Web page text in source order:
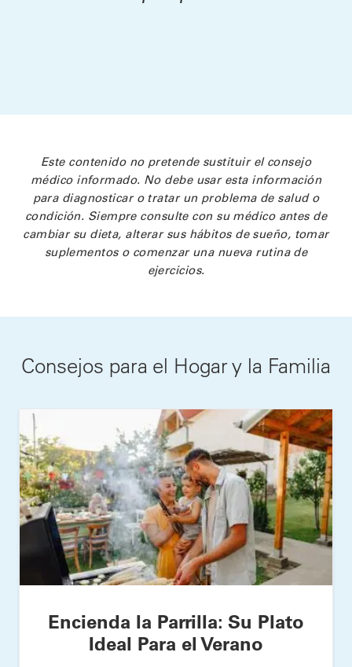
Este contenido no pretende sustituir el consejo
médico informado. No debe usar esta información
para diagnosticar o tratar un problema de salud o
condición. Siempre consulte con su médico antes de
cambiar su dieta, alterar sus hábitos de sueño, tomar
suplementos o comenzar una nueva rutina de
ejercicios.
Consejos para el Hogar y la Familia
Encienda la Parrilla: Su Plato
Ideal Para el Verano